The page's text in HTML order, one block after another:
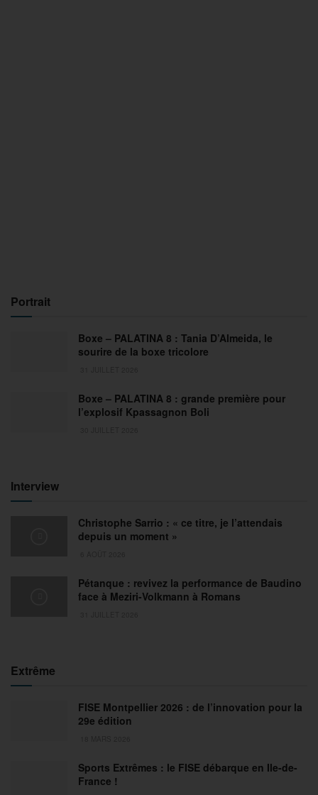
Portrait
Boxe – PALATINA 8 : Tania D’Almeida, le
sourire de la boxe tricolore
Boxe – PALATINA 8 : grande première pour
l’explosif Kpassagnon Boli
Interview
Christophe Sarrio : « ce titre, je l’attendais
depuis un moment »
Pétanque : revivez la performance de Baudino
face à Meziri-Volkmann à Romans
Extrême
FISE Montpellier 2026 : de l’innovation pour la
29e édition
Sports Extrêmes : le FISE débarque en Ile-de-
France !